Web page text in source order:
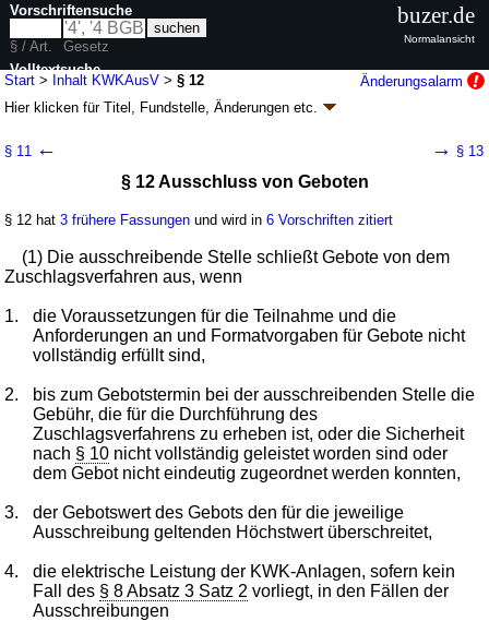
Start > Inhalt KWKAusV >§ 12
Änderungsalarm
Hier klicken fürTitel, Fundstelle, Änderungen etc.
(KWKAusV)
Artikel 1 V. v. 10.08.2017BGBl. I S. 3167 (Nr. 57); zuletzt geändert durch
Geltung ab 18.08.2017; FNA: 754-28-1Energieversorgung
§ 11 ← → § 13
§ 12 Ausschluss von Geboten
§ 12 hat3 frühere Fassungen und wird in6 Vorschriften zitiert
(1) Die ausschreibende Stelle schließt Gebote von dem
Zuschlagsverfahren aus, wenn
1.
die Voraussetzungen für die Teilnahme und die
Anforderungen an und Formatvorgaben für Gebote nicht
vollständig erfüllt sind,
2.
bis zum Gebotstermin bei der ausschreibenden Stelle die
Gebühr, die für die Durchführung des
Zuschlagsverfahrens zu erheben ist, oder die Sicherheit
nach § 10 nicht vollständig geleistet worden sind oder
dem Gebot nicht eindeutig zugeordnet werden konnten,
3.
der Gebotswert des Gebots den für die jeweilige
Ausschreibung geltenden Höchstwert überschreitet,
4.
die elektrische Leistung der KWK-Anlagen, sofern kein
Fall des § 8 Absatz 3 Satz 2 vorliegt, in den Fällen der
Ausschreibungen
Vorschriftensuche
§ / Art.
Gesetz
Volltextsuche
nur in KWKAusV
buzer.de
Normalansicht